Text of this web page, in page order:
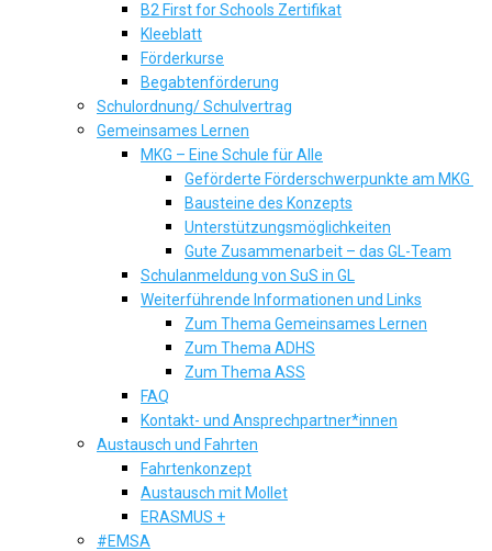
B2 First for Schools Zertifikat
Kleeblatt
Förderkurse
Begabtenförderung
Schulordnung/ Schulvertrag
Gemeinsames Lernen
MKG – Eine Schule für Alle
Geförderte Förderschwerpunkte am MKG
Bausteine des Konzepts
Unterstützungsmöglichkeiten
Gute Zusammenarbeit – das GL-Team
Schulanmeldung von SuS in GL
Weiterführende Informationen und Links
Zum Thema Gemeinsames Lernen
Zum Thema ADHS
Zum Thema ASS
FAQ
Kontakt- und Ansprechpartner*innen
Austausch und Fahrten
Fahrtenkonzept
Austausch mit Mollet
ERASMUS +
#EMSA